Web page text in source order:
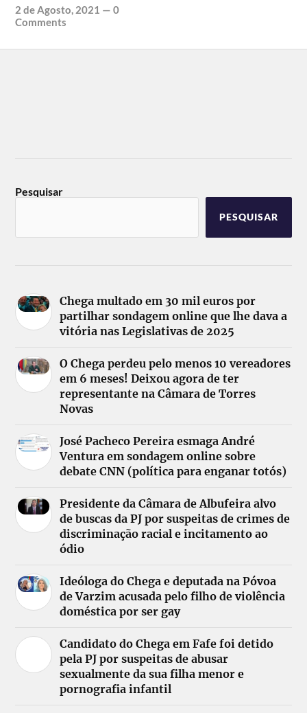
2 de Agosto, 2021 —0
Comments
Pesquisar
PESQUISAR
Chega multado em 30 mil euros por
partilhar sondagem online que lhe dava a
vitória nas Legislativas de 2025
O Chega perdeu pelo menos 10 vereadores
em 6 meses! Deixou agora de ter
representante na Câmara de Torres
Novas
José Pacheco Pereira esmaga André
Ventura em sondagem online sobre
debate CNN (política para enganar totós)
Presidente da Câmara de Albufeira alvo
de buscas da PJ por suspeitas de crimes de
discriminação racial e incitamento ao
ódio
Ideóloga do Chega e deputada na Póvoa
de Varzim acusada pelo filho de violência
doméstica por ser gay
Candidato do Chega em Fafe foi detido
pela PJ por suspeitas de abusar
sexualmente da sua filha menor e
pornografia infantil